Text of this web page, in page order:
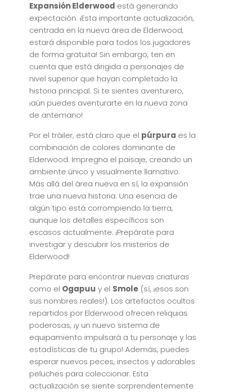
Expansión Elderwood está generando
expectación. ¡Esta importante actualización,
centrada en la nueva área de Elderwood,
estará disponible para todos los jugadores
de forma gratuita! Sin embargo, ten en
cuenta que está dirigida a personajes de
nivel superior que hayan completado la
historia principal. Si te sientes aventurero,
¡aún puedes aventurarte en la nueva zona
de antemano!
Por el tráiler, está claro que el púrpura es la
combinación de colores dominante de
Elderwood. Impregna el paisaje, creando un
ambiente único y visualmente llamativo.
Más allá del área nueva en sí, la expansión
trae una nueva historia. Una esencia de
algún tipo está corrompiendo la tierra,
aunque los detalles específicos son
escasos actualmente. ¡Prepárate para
investigar y descubrir los misterios de
Elderwood!
Prepárate para encontrar nuevas criaturas
como el Ogapuu y el Smole (sí, ¡esos son
sus nombres reales!). Los artefactos ocultos
repartidos por Elderwood ofrecen reliquias
poderosas, ¡y un nuevo sistema de
equipamiento impulsará a tu personaje y las
estadísticas de tu grupo! Además, puedes
esperar nuevos peces, insectos y adorables
peluches para coleccionar. Esta
actualización se siente sorprendentemente